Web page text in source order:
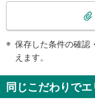
知
を
保存した条件の確認
えます。
同じこだわりで